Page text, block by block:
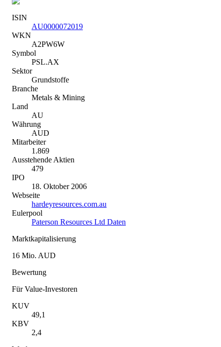
ISIN
AU0000072019
WKN
A2PW6W
Symbol
PSL.AX
Sektor
Grundstoffe
Branche
Metals & Mining
Land
AU
Währung
AUD
Mitarbeiter
1.869
Ausstehende Aktien
479
IPO
18. Oktober 2006
Webseite
hardeyresources.com.au
Eulerpool
Paterson Resources Ltd Daten
Marktkapitalisierung
16 Mio. AUD
Bewertung
Für Value-Investoren
KUV
49,1
KBV
2,4